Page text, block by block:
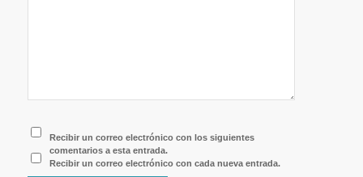
Recibir un correo electrónico con los siguientes
comentarios a esta entrada.
Recibir un correo electrónico con cada nueva entrada.